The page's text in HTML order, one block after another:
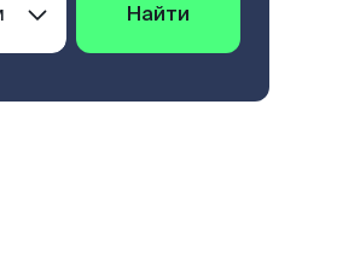
Найти